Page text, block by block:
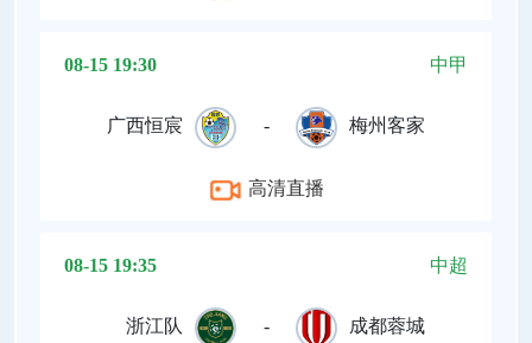
08-15 19:30 中甲
广西恒宸 - 梅州客家
高清直播
08-15 19:35 中超
浙江队 - 成都蓉城